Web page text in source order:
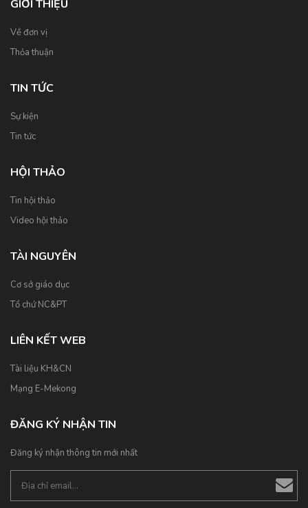
GIỚI THIỆU
Về đơn vị
Thỏa thuận
TIN TỨC
Sự kiện
Tin tức
HỘI THẢO
Tin hội thảo
Video hội thảo
TÀI NGUYÊN
Cơ sở giáo dục
Tổ chứ NC&PT
LIÊN KẾT WEB
Tài liệu KH&CN
Mạng E-Mekong
ĐĂNG KÝ NHẬN TIN
Đăng ký nhận thông tin mới nhất